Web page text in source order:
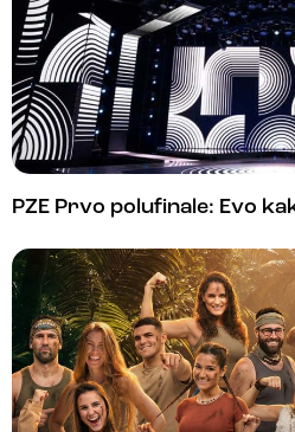
PZE Prvo polufinale: Evo